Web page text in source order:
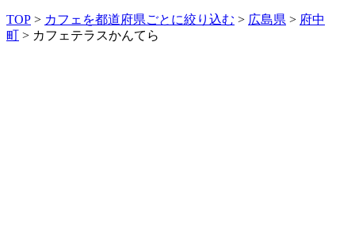
TOP > カフェを都道府県ごとに絞り込む > 広島県 > 府中
町 > カフェテラスかんてら